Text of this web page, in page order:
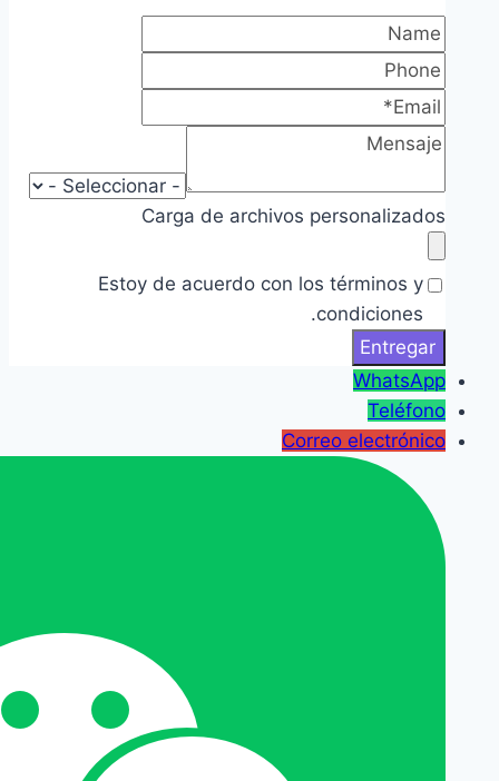
Carga de archivos personalizados
Estoy de acuerdo con los términos y
condiciones.
WhatsApp
Teléfono
Correo electrónico